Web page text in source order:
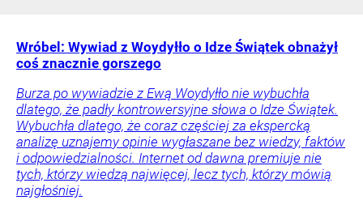
Wróbel: Wywiad z Woydyłło o Idze Świątek obnażył
coś znacznie gorszego
Burza po wywiadzie z Ewą Woydyłło nie wybuchła
dlatego, że padły kontrowersyjne słowa o Idze Świątek.
Wybuchła dlatego, że coraz częściej za ekspercką
analizę uznajemy opinie wygłaszane bez wiedzy, faktów
i odpowiedzialności. Internet od dawna premiuje nie
tych, którzy wiedzą najwięcej, lecz tych, którzy mówią
najgłośniej.